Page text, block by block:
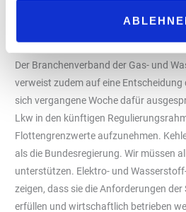
und mit ihnen eine weitere finanzielle
Verbraucherinnen und Verbraucher,“
Der Branchenverband der Gas- und
verweist zudem auf eine Entscheidung
sich vergangene Woche dafür
Lkw in den künftigen
Flottengrenzwerte aufzunehmen.
als die Bundesregierung. Wir müssen
unterstützen. Elektro- und
zeigen, dass sie die Anforderungen der
erfüllen und wirtschaftlich betrieben